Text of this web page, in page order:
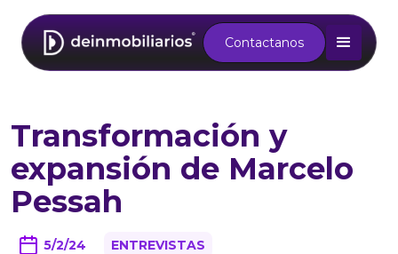
Transformación y
expansión de Marcelo
Pessah
5/2/24 ENTREVISTAS
Contactanos